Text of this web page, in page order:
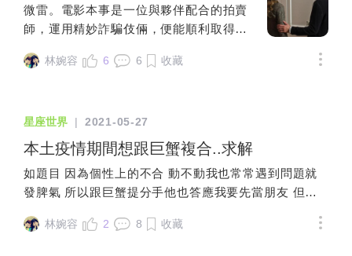
訪，後續則表示「還不是時候、而且你家人如果問我在
做什麼工作，我說代理教師，之後要考正式，但不知道
基石，竟然選擇了與對方進入交往關係，當然就是在每
在心中的重量是加成的，對於邁入輕熟階段的自己，也
算是能適應這樣的互動模式，甚至也打算著手嘗試未來
會進入的遠距關係。直至連假的某個凌晨，好友傳來的
訊息「欸S，你去看一下IG私訊」，大約是一點多吧，
詳細時間不太記得了，只知道夜色跟心一樣沉重。一張
張的合照，甚至在520時還有上傳影片，我……撞男友
了？好像有意外但又不太意外，過往覺得疑惑但疑似合
果妳也打算不結婚生小孩，有幾件事想要
分享給妳！🌸1、 足夠的經濟能力🌸不只有
子上小學前，會有很多很多讓妳暫時無法
必須要有覺悟，斷斷續續的收入與存款，
住自家房子，還要考慮租金等等問題，絕
不是只有餐費跟奶粉錢。🌷2、讓媽媽喘息
的支援力量～🌷相信我，當上單親媽媽以
常。如果有娘家幫忙，就跟娘家求助吧，
開牌結果分析(英文找不到相關資料) 開牌
不考慮正逆位，分別看第一張大小阿爾卡
那牌 大阿爾卡納的倒吊人結果是： "如果
你抽出了「倒吊者」牌，代表你的牌是一
最好選擇在寧靜的夜晚，當你一個人獨處
的時候 放一曲輕柔空靈的新時代音樂，點
一盞柔和溫馨的精油燭燈 然後慢慢地開始
洗牌，讓它在你的手指之間緩緩地轉動 這
當你需要一個安靜的空間來思考一些事情
微雷。電影本事是一位與夥伴配合的拍賣
師，運用精妙詐騙伎倆，便能順利取得珍
量身打造設計的一個詐欺之愛，設定了假
其真實的一面」。最近深陷感情挫折老是
被騙的菓子問狒狒：宇宙讓我們做這麼多
功課，到底要我們成為怎樣的人？狒狒想
到一個人，剛抵達地球所碰到的一個人
類。他是狒狒正在學習跟人類相處時，所
遇到的眾多人類之一。（至於狒狒與菓子#
遇見彼此的故事，留待以後再說。）那個
林婉容 6 6 收藏
星座世界 | 2021-05-27
本土疫情期間想跟巨蟹複合..求解
如題目 因為個性上的不合 動不動我也常常遇到問題就
發脾氣 所以跟巨蟹提分手他也答應我要先當朋友 但總
該怎麼辦？
林婉容 2 8 收藏